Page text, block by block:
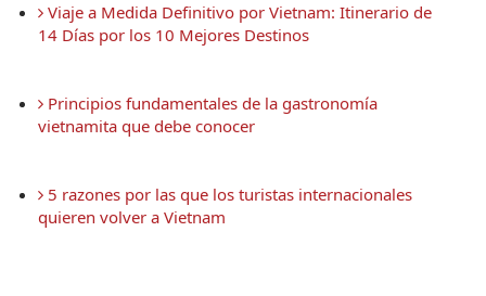
Viaje a Medida Definitivo por Vietnam: Itinerario de
14 Días por los 10 Mejores Destinos
Principios fundamentales de la gastronomía
vietnamita que debe conocer
5 razones por las que los turistas internacionales
quieren volver a Vietnam